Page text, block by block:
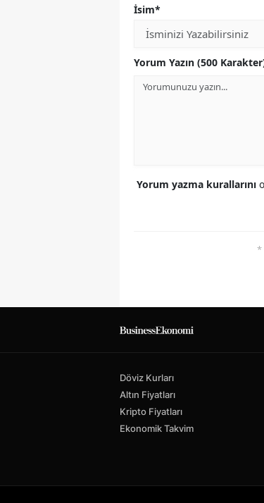
İsim*
Yorum Yazın (500
Yorum yazma kurallarını
*
Döviz Kurları
Altın Fiyatları
Kripto Fiyatları
Ekonomik Takvim